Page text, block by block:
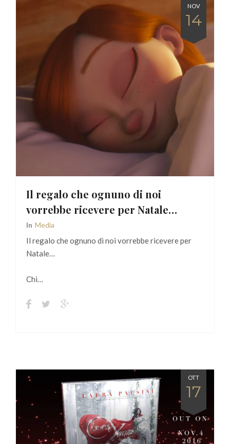
NOV
14
Il regalo che ognuno di noi
vorrebbe ricevere per Natale…
In Media
Il regalo che ognuno di noi vorrebbe ricevere per
Natale…
Chi…
OTT
17